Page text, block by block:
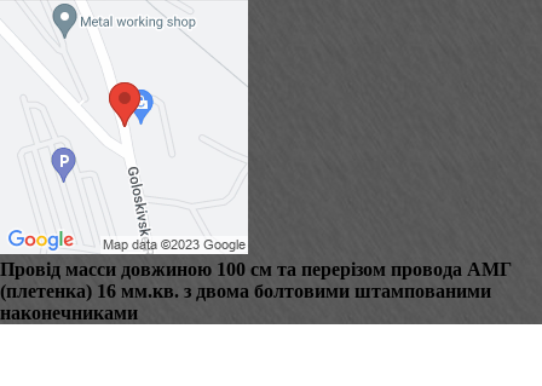
Провід масси довжиною 100 см та перерізом провода АМГ
(плетенка) 16 мм.кв. з двома болтовими штампованими
наконечниками